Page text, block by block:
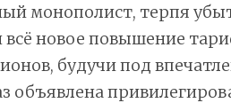
монополист, терпя
новое повышение
будучи под
объявлена